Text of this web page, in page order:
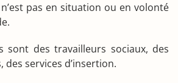
pas en situation ou en volonté
sont des travailleurs sociaux, des
des services d’insertion.